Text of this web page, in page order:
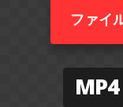
ファイ
MP4